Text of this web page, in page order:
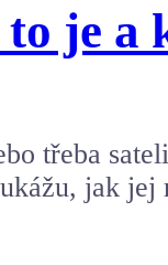
je a
třeba
jak